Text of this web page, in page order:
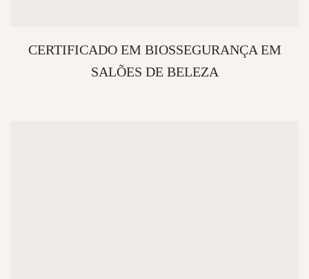
CERTIFICADO EM BIOSSEGURANÇA EM
SALÕES DE BELEZA